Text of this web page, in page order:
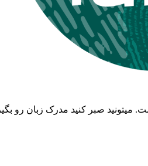
صبر کنید مدرک زبان رو